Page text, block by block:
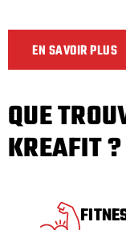
EN SAVOIR PLUS
QUE
KREAFIT ?